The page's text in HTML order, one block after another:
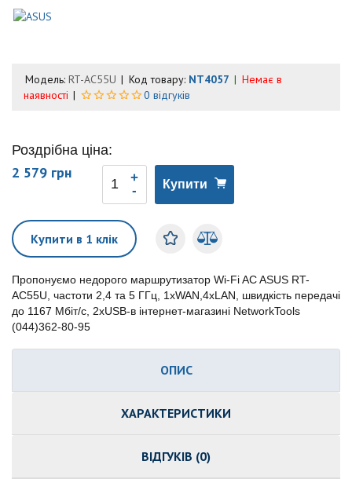
Модель: RT-AC55U Код товару: NT4057
Немає в
наявності
0 відгуків
Роздрібна ціна:
2 579 грн
Купити
Купити в 1 клік
Пропонуємо недорого маршрутизатор Wi-Fi AC ASUS RT-
AC55U, частоти 2,4 та 5 ГГц, 1xWAN,4xLAN, швидкість передачі
до 1167 Мбіт/с, 2xUSB-в інтернет-магазині NetworkTools
(044)362-80-95
ОПИС
ХАРАКТЕРИСТИКИ
ВІДГУКІВ (0)